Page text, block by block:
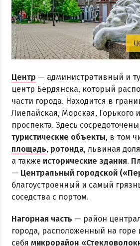
Центр — административный и
центр Бердянска, который
части города. Находится в
Лиепайская, Морская, Горького
проспекта. Здесь
туристические объекты, в том
площадь, ротонда, львиная доля
а также исторические здания.
— Центральный городской
благоустроенный и самый
соседства с портом.
Нагорная часть — район
города, расположенный на
себя микрорайон